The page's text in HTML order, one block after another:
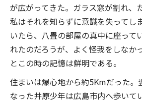
が広がってきた。ガラス窓が割れ、
私はそれを知らずに意識を失ってし
いたら、八畳の部屋の真中に座って
れたのだろうが、よく怪我をしなか
とこの時の記憶は鮮明である。
住まいは爆心地から約5Kmだった。
なった井原少年は広島市内へ歩いて